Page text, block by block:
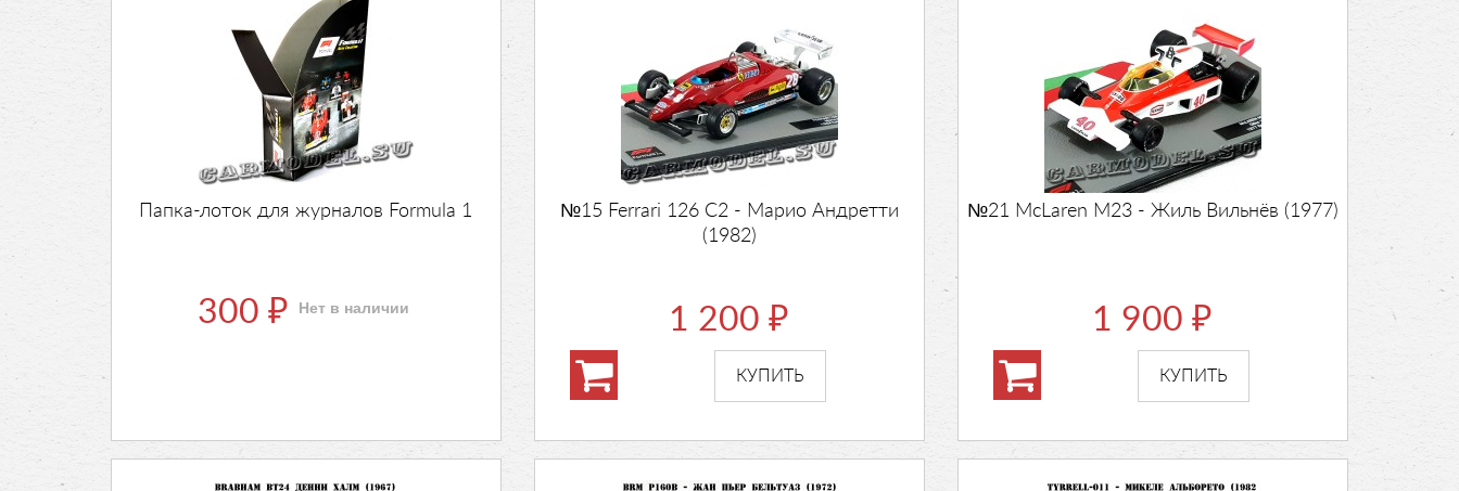
Папка-лоток для журналов Formula 1
300 ₽ Нет в наличии
№15 Ferrari 126 C2 - Марио Андретти
(1982)
1 200₽
№21 McLaren M23 - Жиль Вильнёв (1977)
1 900₽